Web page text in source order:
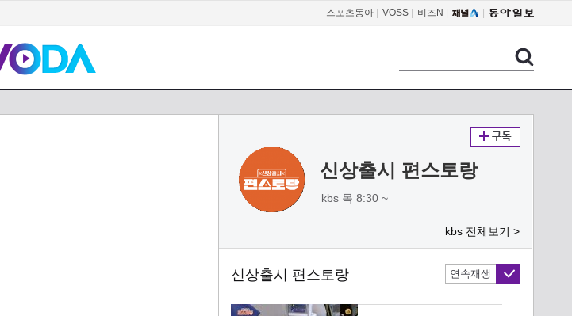
스포츠동아 VOSS 비즈N
신상출시 편스토랑
kbs 목 8:30 ~
kbs 전체보기 >
신상출시 편스토랑 연속재생